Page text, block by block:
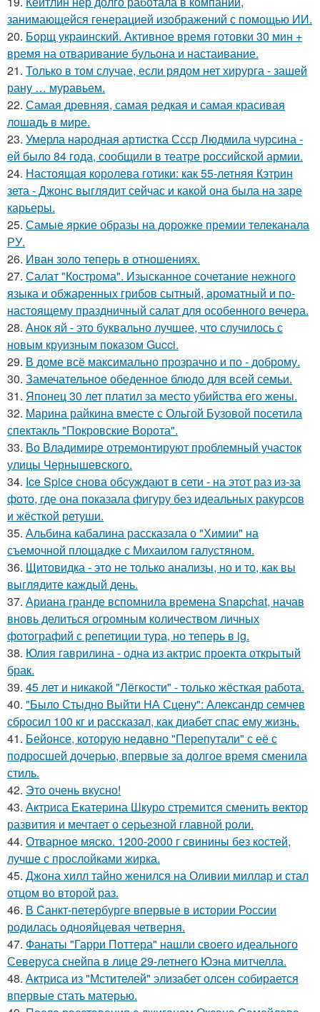
занимающейся генерацией изображений с помощью ИИ.
20. Борщ украинский. Активное время готовки 30 мин +
время на отваривание бульона и настаивание.
21. Только в том случае, если рядом нет хирурга - зашей
рану … муравьем.
22. Самая древняя, самая редкая и самая красивая
лошадь в мире.
23. Умерла народная артистка Ссср Людмила чурсина -
ей было 84 года, сообщили в театре российской армии.
24. Настоящая королева готики: как 55-летняя Кэтрин
зета - Джонс выглядит сейчас и какой она была на заре
карьеры.
25. Самые яркие образы на дорожке премии телеканала
РУ.
26. Иван золо теперь в отношениях.
27. Салат "Кострома". Изысканное сочетание нежного
языка и обжаренных грибов сытный, ароматный и по-
настоящему праздничный салат для особенного вечера.
28. Анок яй - это буквально лучшее, что случилось с
новым круизным показом Gucci.
29. В доме всё максимально прозрачно и по - доброму.
30. Замечательное обеденное блюдо для всей семьи.
31. Японец 30 лет платил за место убийства его жены.
32. Марина райкина вместе с Ольгой Бузовой посетила
спектакль "Покровские Ворота".
33. Во Владимире отремонтируют проблемный участок
улицы Чернышевского.
34. Ice Spice снова обсуждают в сети - на этот раз из-за
фото, где она показала фигуру без идеальных ракурсов
и жёсткой ретуши.
35. Альбина кабалина рассказала о "Химии" на
съемочной площадке с Михаилом галустяном.
36. Щитовидка - это не только анализы, но и то, как вы
выглядите каждый день.
37. Ариана гранде вспомнила времена Snapchat, начав
вновь делиться огромным количеством личных
фотографий с репетиции тура, но теперь в ig.
38. Юлия гаврилина - одна из актрис проекта открытый
брак.
39. 45 лет и никакой "Лёгкости" - только жёсткая работа.
40. "Было Стыдно Выйти НА Сцену": Александр семчев
сбросил 100 кг и рассказал, как диабет спас ему жизнь.
41. Бейонсе, которую недавно "Перепутали" с её с
подросшей дочерью, впервые за долгое время сменила
стиль.
42. Это очень вкусно!
43. Актриса Екатерина Шкуро стремится сменить вектор
развития и мечтает о серьезной главной роли.
44. Отварное мяско. 1200-2000 г свинины без костей,
лучше с прослойками жирка.
45. Джона хилл тайно женился на Оливии миллар и стал
отцом во второй раз.
46. В Санкт-петербурге впервые в истории России
родилась однояйцевая четверня.
47. Фанаты "Гарри Поттера" нашли своего идеального
Северуса снейпа в лице 29-летнего Юэна митчелла.
48. Актриса из "Мстителей" элизабет олсен собирается
впервые стать матерью.